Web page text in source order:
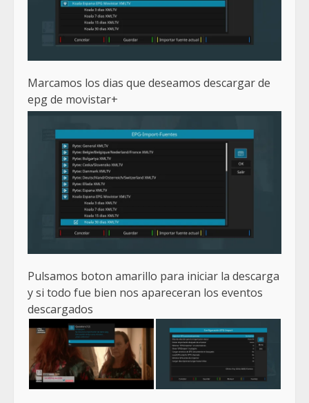
Marcamos los dias que deseamos descargar de
epg de movistar+
Pulsamos boton amarillo para iniciar la descarga
y si todo fue bien nos apareceran los eventos
descargados